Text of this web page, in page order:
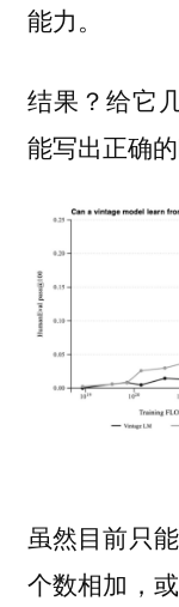
能力。
结果？给它
能写出正确
虽然目前只
个数相加，